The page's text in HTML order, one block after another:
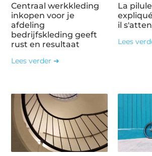
Centraal werkkleding
inkopen voor je
afdeling
bedrijfskleding geeft
rust en resultaat
Lees verder ➜
La
il
Lees